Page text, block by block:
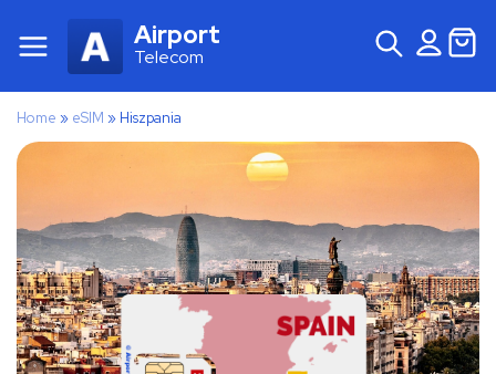
Airport
Telecom
Home » eSIM » Hiszpania